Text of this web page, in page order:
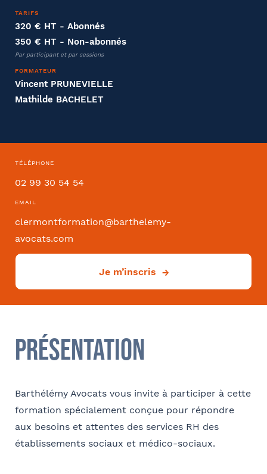
TARIFS
320 € HT - Abonnés
350 € HT - Non-abonnés
Par participant et par sessions
FORMATEUR
Vincent PRUNEVIELLE
Mathilde BACHELET
TÉLÉPHONE
02 99 30 54 54
EMAIL
clermontformation@barthelemy-
avocats.com
Je m’inscris
Présentation
Barthélémy Avocats vous invite à participer à cette
formation spécialement conçue pour répondre
aux besoins et attentes des services RH des
établissements sociaux et médico-sociaux.
Convention collective
Déjà client ?
Comment avez-vous connu le cabinet / la formation ?
Internet
Ville